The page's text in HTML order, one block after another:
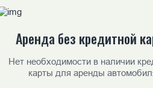
Аренда без кредитной
Нет необходимости в наличии
карты для аренды